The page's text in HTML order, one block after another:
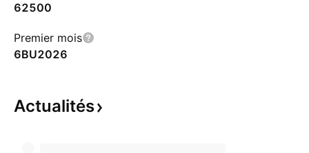
62500
Premier mois
6BU2026
Actualités